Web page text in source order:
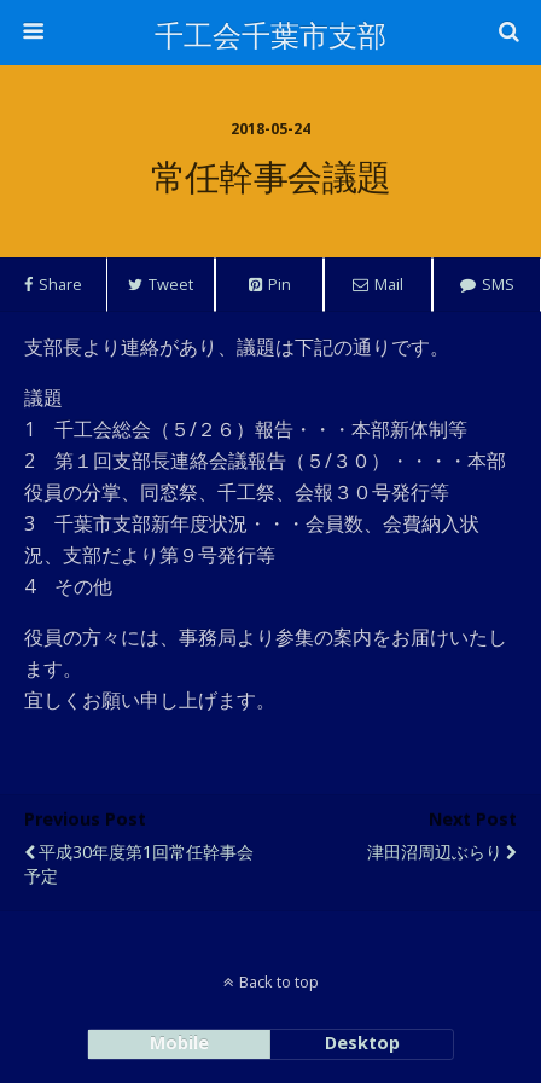
千工会千葉市支部
2018-05-24
常任幹事会議題
Share Tweet Pin Mail SMS
支部長より連絡があり、議題は下記の通りです。
議題
1 千工会総会（５/２６）報告・・・本部新体制等
2 第１回支部長連絡会議報告（５/３０）・・・・本部
役員の分掌、同窓祭、千工祭、会報３０号発行等
3 千葉市支部新年度状況・・・会員数、会費納入状
況、支部だより第９号発行等
4 その他
役員の方々には、事務局より参集の案内をお届けいたし
ます。
宜しくお願い申し上げます。
Previous Post
平成30年度第1回常任幹事会
予定
Next Post
津田沼周辺ぶらり
Back to top
Mobile Desktop